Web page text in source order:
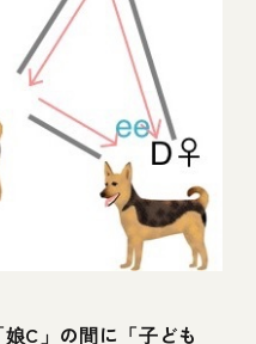
C」の間に「子ども